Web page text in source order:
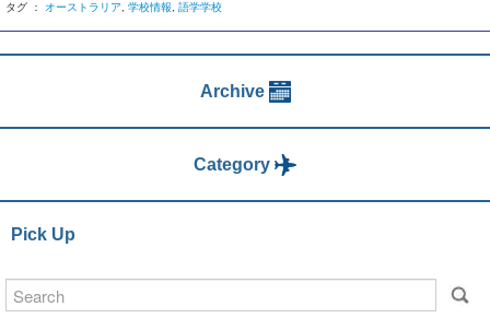
タグ ： オーストラリア, 学校情報, 語学学校
Archive
Category
Pick Up